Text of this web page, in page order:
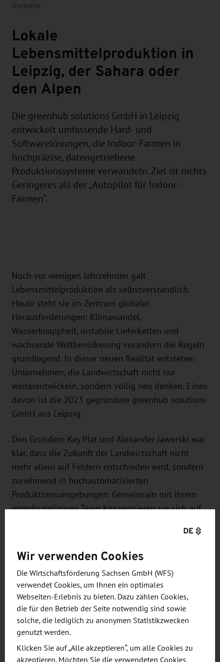
Startseite
Lokale
Lebensmittelproduktion in
Leipzig, der Sahara oder
den Alpen
Die greenhub solutions GmbH in Leipzig
entwickelt umfassende Hard- und
Softwarelösungen, die Indoor-Farmen in
hochpräzise, datengetriebene
Produktionssysteme verwandeln. Ziel ist nichts
Geringeres als der „Autopilot für Indoor-
Farmen“.
Noch vor wenigen Jahrzehnten galt
Lebensmittelproduktion als selbstverständlich.
Heute steht sie im Zentrum globaler
Herausforderungen: Klimawandel,
Wasserknappheit, instabile Lieferketten und
wachsende Weltbevölkerung verändern die Regeln
grundlegend. In dieser neuen Realität entstehen
Unternehmen, die Landwirtschaft nicht nur
weiterentwickeln, sondern völlig neu denken. Eines
davon ist die 2023 gegründete greenhub solutions
GmbH aus Leipzig.
Den Gründern Kay Plat und Alexander Jaworski war
klar, dass die Zukunft der Landwirtschaft nicht
mehr allein auf Feldern entschieden wird, sondern
zunehmend in hochautomatisierten
Produktionsumgebungen. Gemeinsam mit ihrem
interdisziplinären Team konzentrieren sie sich auf
bestehend aus Gewächshaus und „Vertical
Farming“-Anbau, international bekannt als
„Controlled Environment Agriculture“ (CEA).
Herzstück der Technologie von greenhub ist das
eigens entwickelte GreenFarm OS: ein
unabhängiges Betriebssystem zur vollständigen
Steuerung der Produktionsumgebung. Die Software
vernetzt Sensorik, Kameras, Klimasteuerung,
DE
Wir verwenden Cookies
Die Wirtschaftsförderung Sachsen GmbH (WFS)
verwendet Cookies, um Ihnen ein optimales
Webseiten-Erlebnis zu bieten. Dazu zählen Cookies,
die für den Betrieb der Seite notwendig sind sowie
solche, die lediglich zu anonymen Statistikzwecken
genutzt werden.
Klicken Sie auf „Alle akzeptieren“, um alle Cookies zu
akzeptieren. Möchten Sie die verwendeten Cookies